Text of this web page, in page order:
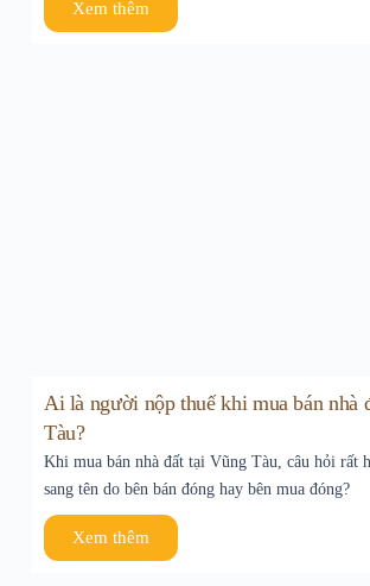
Xem thêm
Ai là người nộp thuế khi mua bán nhà
Tàu?
Khi mua bán nhà đất tại Vũng Tàu, câu hỏi rất
sang tên do bên bán đóng hay bên mua đóng?
Xem thêm